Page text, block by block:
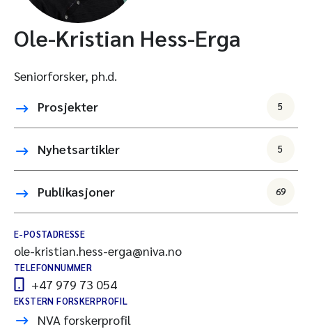
Ole-Kristian Hess-Erga
Seniorforsker, ph.d.
Prosjekter
5
Nyhetsartikler 5
Publikasjoner 69
E-POSTADRESSE
ole-kristian.hess-erga@niva.no
TELEFONNUMMER
+47 979 73 054
EKSTERN FORSKERPROFIL
NVA forskerprofil